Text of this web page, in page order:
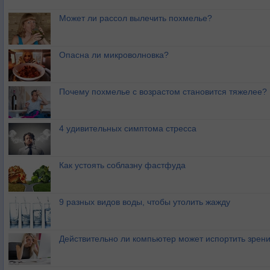
Может ли рассол вылечить похмелье?
Опасна ли микроволновка?
Почему похмелье с возрастом становится тяжелее?
4 удивительных симптома стресса
Как устоять соблазну фастфуда
9 разных видов воды, чтобы утолить жажду
Действительно ли компьютер может испортить